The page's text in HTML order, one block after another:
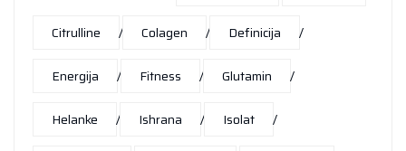
Citrulline Colagen Definicija
Energija Fitness Glutamin
Helanke Ishrana Isolat